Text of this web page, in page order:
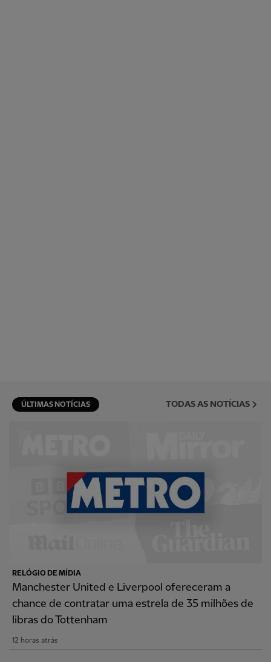
ÚLTIMAS NOTÍCIAS TODAS AS NOTÍCIAS
RELÓGIO DE MÍDIA
Manchester United e Liverpool ofereceram a
chance de contratar uma estrela de 35 milhões de
libras do Tottenham
12 horas atrás